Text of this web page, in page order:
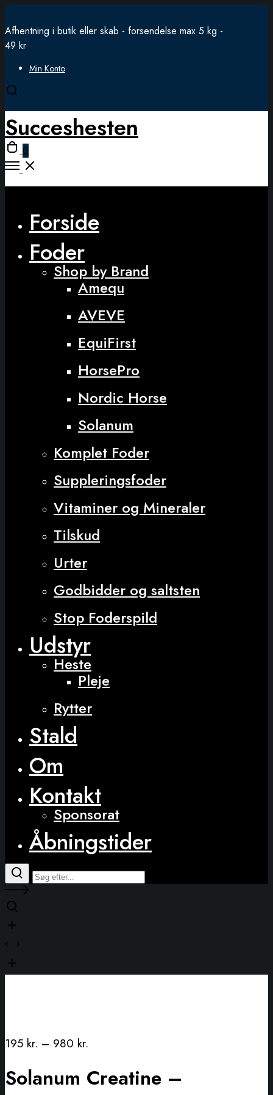
Afhentning i butik eller skab - forsendelse max 5 kg -
49 kr
Min Konto
Open
modal
Succeshesten
Open
cart
0
Open
Forside
Foder
Shop by Brand
Amequ
AVEVE
EquiFirst
HorsePro
Nordic Horse
Solanum
Komplet Foder
Suppleringsfoder
Vitaminer og Mineraler
Tilskud
Urter
Godbidder og saltsten
Stop Foderspild
Udstyr
Heste
Pleje
Rytter
Stald
Om
Kontakt
Sponsorat
Åbningstider
195 kr. – 980 kr.
Solanum Creatine –